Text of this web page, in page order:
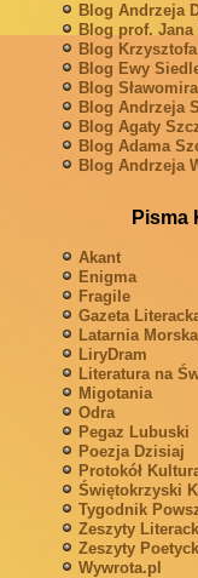
Blog Andrzeja
Blog prof. Jana
Blog
Blog Ewy
Blog
Blog Andrzeja
Blog Agaty
Blog Adama
Blog Andrzeja
Pisma
Akant
Enigma
Fragile
Gazeta
Latarnia Morska
LiryDram
Literatura na
Migotania
Odra
Pegaz Lubuski
Poezja Dzisiaj
Protokół
Świętokrzyski
Tygodnik
Zeszyty
Zeszyty
Wywrota.pl